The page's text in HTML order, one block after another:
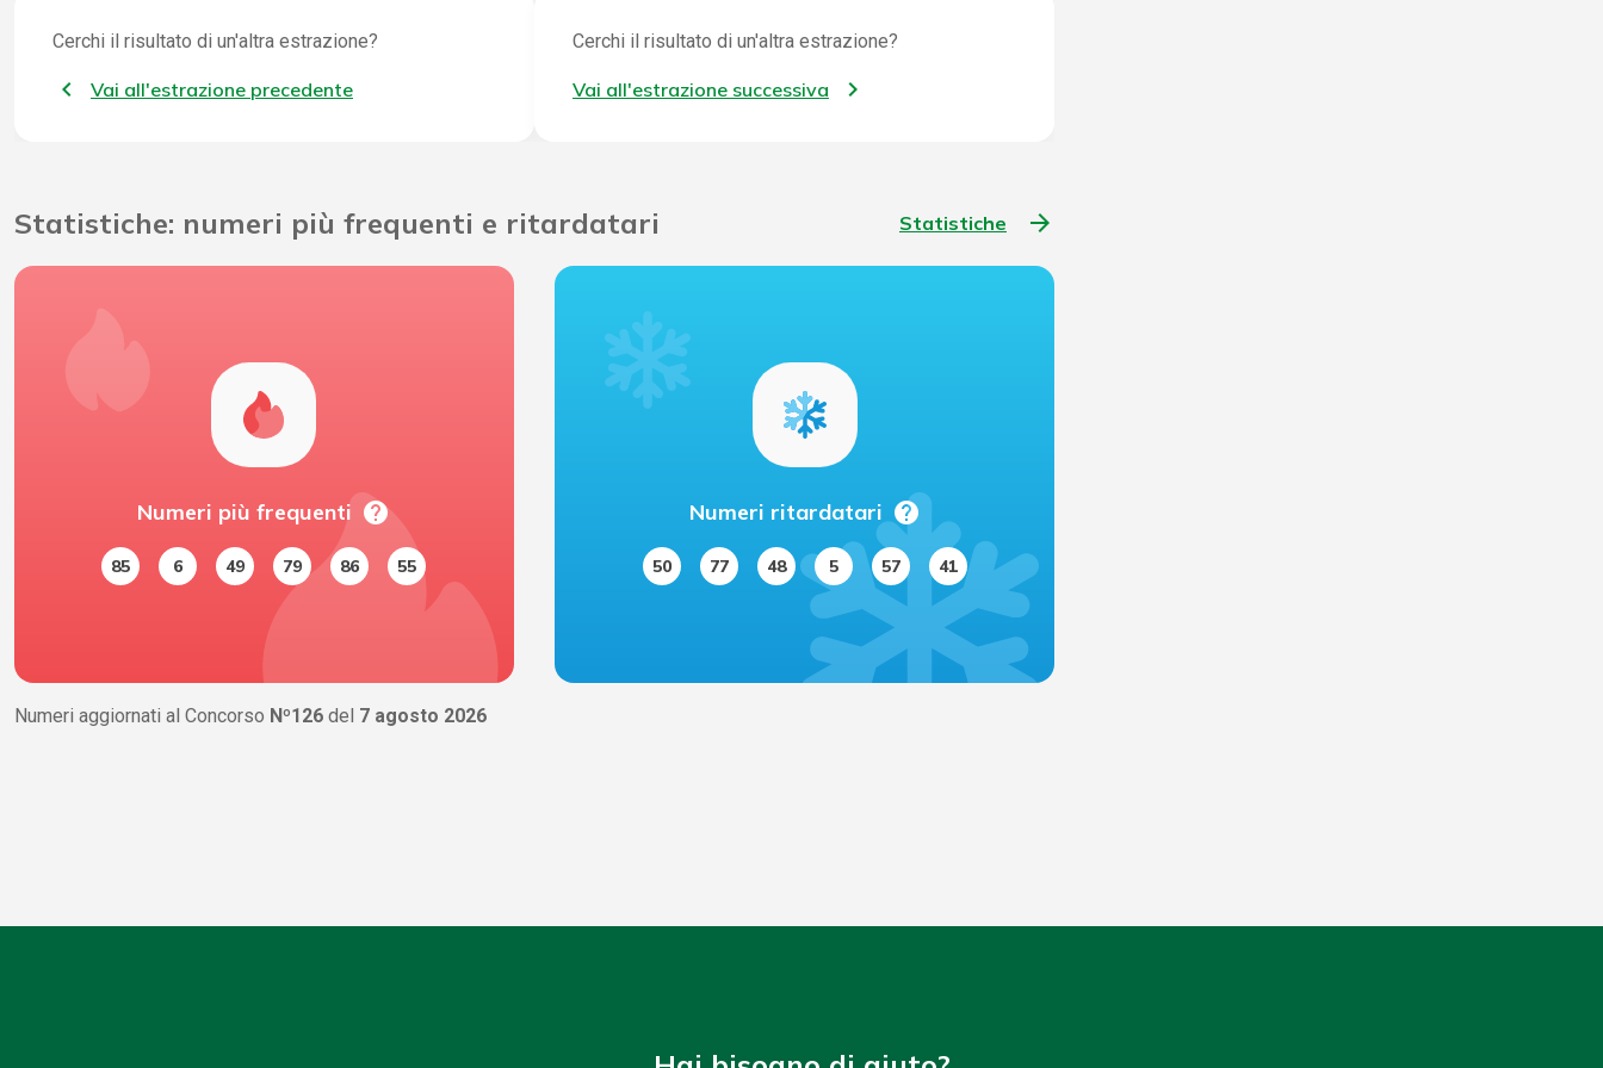
Cerchi il risultato di un'altra estrazione?
Vai all'estrazione precedente
Cerchi il risultato di un'altra estrazione?
Vai all'estrazione successiva
Statistiche: numeri più frequenti e ritardatari Statistiche arrow_forward
Numeri più frequenti help
85 6 49 79 86 55
Numeri ritardatari help
50 77 48 5 57 41
Numeri aggiornati al Concorso Nº126 del 7 agosto 2026